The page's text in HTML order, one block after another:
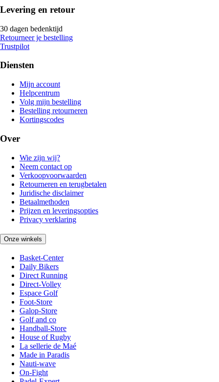
Levering en retour
30 dagen bedenktijd
Retourneer je bestelling
Trustpilot
Diensten
Mijn account
Helpcentrum
Volg mijn bestelling
Bestelling retourneren
Kortingscodes
Over
Wie zijn wij?
Neem contact op
Verkoopvoorwaarden
Retourneren en terugbetalen
Juridische disclaimer
Betaalmethoden
Prijzen en leveringsopties
Privacy verklaring
Onze winkels
Basket-Center
Daily Bikers
Direct Running
Direct-Volley
Espace Golf
Foot-Store
Galop-Store
Golf and co
Handball-Store
House of Rugby
La sellerie de Maé
Made in Paradis
Nauti-wave
On-Fight